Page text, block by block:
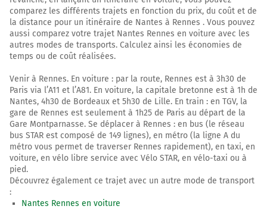
comparez les différents trajets en fonction du prix, du coût et de
la distance pour un itinéraire de Nantes à Rennes . Vous pouvez
aussi comparez votre trajet Nantes Rennes en voiture avec les
autres modes de transports. Calculez ainsi les économies de
temps ou de coût réalisées.
Venir à Rennes. En voiture : par la route, Rennes est à 3h30 de
Paris via l’A11 et l’A81. En voiture, la capitale bretonne est à 1h de
Nantes, 4h30 de Bordeaux et 5h30 de Lille. En train : en TGV, la
gare de Rennes est seulement à 1h25 de Paris au départ de la
Gare Montparnasse. Se déplacer à Rennes : en bus (le réseau
bus STAR est composé de 149 lignes), en métro (la ligne A du
métro vous permet de traverser Rennes rapidement), en taxi, en
voiture, en vélo libre service avec Vélo STAR, en vélo-taxi ou à
pied.
Découvrez également ce trajet avec un autre mode de transport
:
Nantes Rennes en voiture